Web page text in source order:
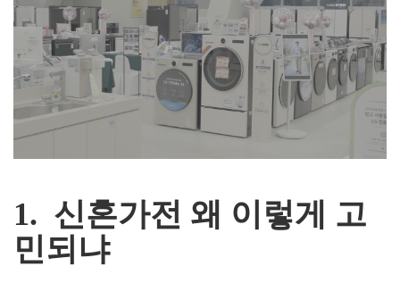
1. 신혼가전 왜 이렇게 고
민되냐